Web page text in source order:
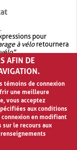
pour
à véloretournera
.
OR.garage OR vélo
garage à vélo
AFIN DE
témoins de connexion
une meilleure
vous acceptez
aux conditions
en modifiant
sur le recours aux